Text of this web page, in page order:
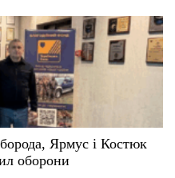
Ярмус і Костюк
оборони